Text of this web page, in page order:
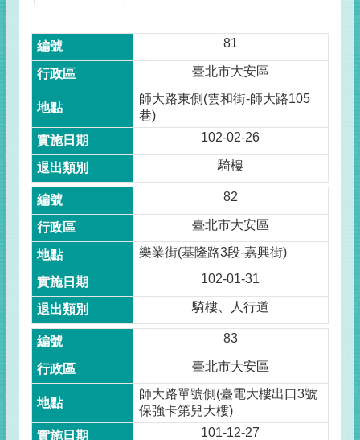
81
臺北市大安區
師大路東側(雲和街-師大路105
巷)
102-02-26
騎樓
82
臺北市大安區
樂業街(基隆路3段-嘉興街)
102-01-31
騎樓、人行道
83
臺北市大安區
師大路單號側(臺電大樓出口3號
保強卡第兒大樓)
101-12-27